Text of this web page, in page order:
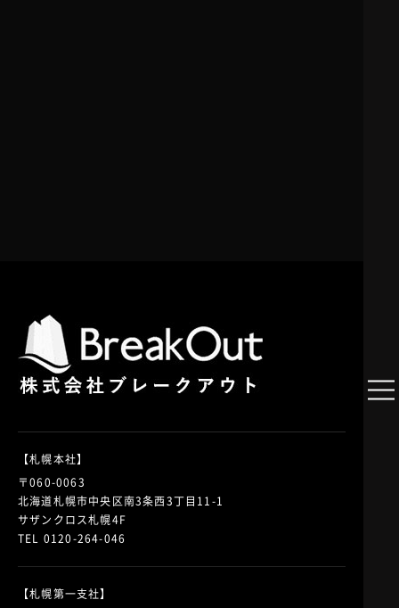
【札幌本社】
〒060-0063
北海道札幌市中央区南3条西3丁目11-1
サザンクロス札幌4F
TEL 0120-264-046
【札幌第一支社】